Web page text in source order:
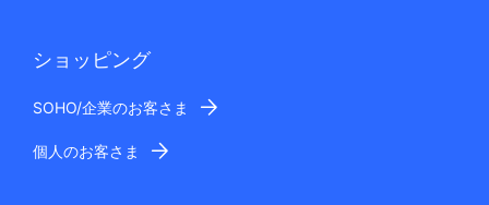
ショッピング
SOHO/企業のお客さま
個人のお客さま